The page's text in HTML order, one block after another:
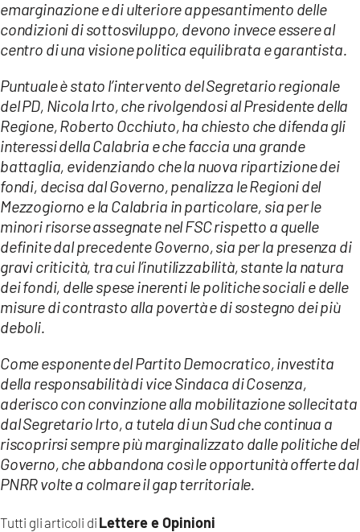
Tutti gli articoli di Lettere e Opinioni
emarginazione e di ulteriore appesantimento delle
condizioni di sottosviluppo, devono invece essere al
centro di una visione politica equilibrata e garantista.
Puntuale è stato l’intervento del Segretario regionale
del PD, Nicola Irto, che rivolgendosi al Presidente della
Regione, Roberto Occhiuto, ha chiesto che difenda gli
interessi della Calabria e che faccia una grande
battaglia, evidenziando che la nuova ripartizione dei
fondi, decisa dal Governo, penalizza le Regioni del
Mezzogiorno e la Calabria in particolare, sia per le
minori risorse assegnate nel FSC rispetto a quelle
definite dal precedente Governo, sia per la presenza di
gravi criticità, tra cui l’inutilizzabilità, stante la natura
dei fondi, delle spese inerenti le politiche sociali e delle
misure di contrasto alla povertà e di sostegno dei più
deboli.
Come esponente del Partito Democratico, investita
della responsabilità di vice Sindaca di Cosenza,
aderisco con convinzione alla mobilitazione sollecitata
dal Segretario Irto, a tutela di un Sud che continua a
riscoprirsi sempre più marginalizzato dalle politiche del
Governo, che abbandona così le opportunità offerte dal
PNRR volte a colmare il gap territoriale.